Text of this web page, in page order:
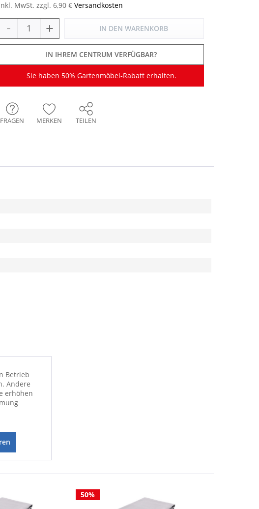
MwSt. zzgl. 6,90 € Versandkosten
- + IN DEN WARENKORB
IN IHREM CENTRUM VERFÜGBAR?
Sie haben 50% Gartenmöbel-Rabatt erhalten.
FRAGEN MERKEN TEILEN
50%
Betrieb
Andere
erhöhen